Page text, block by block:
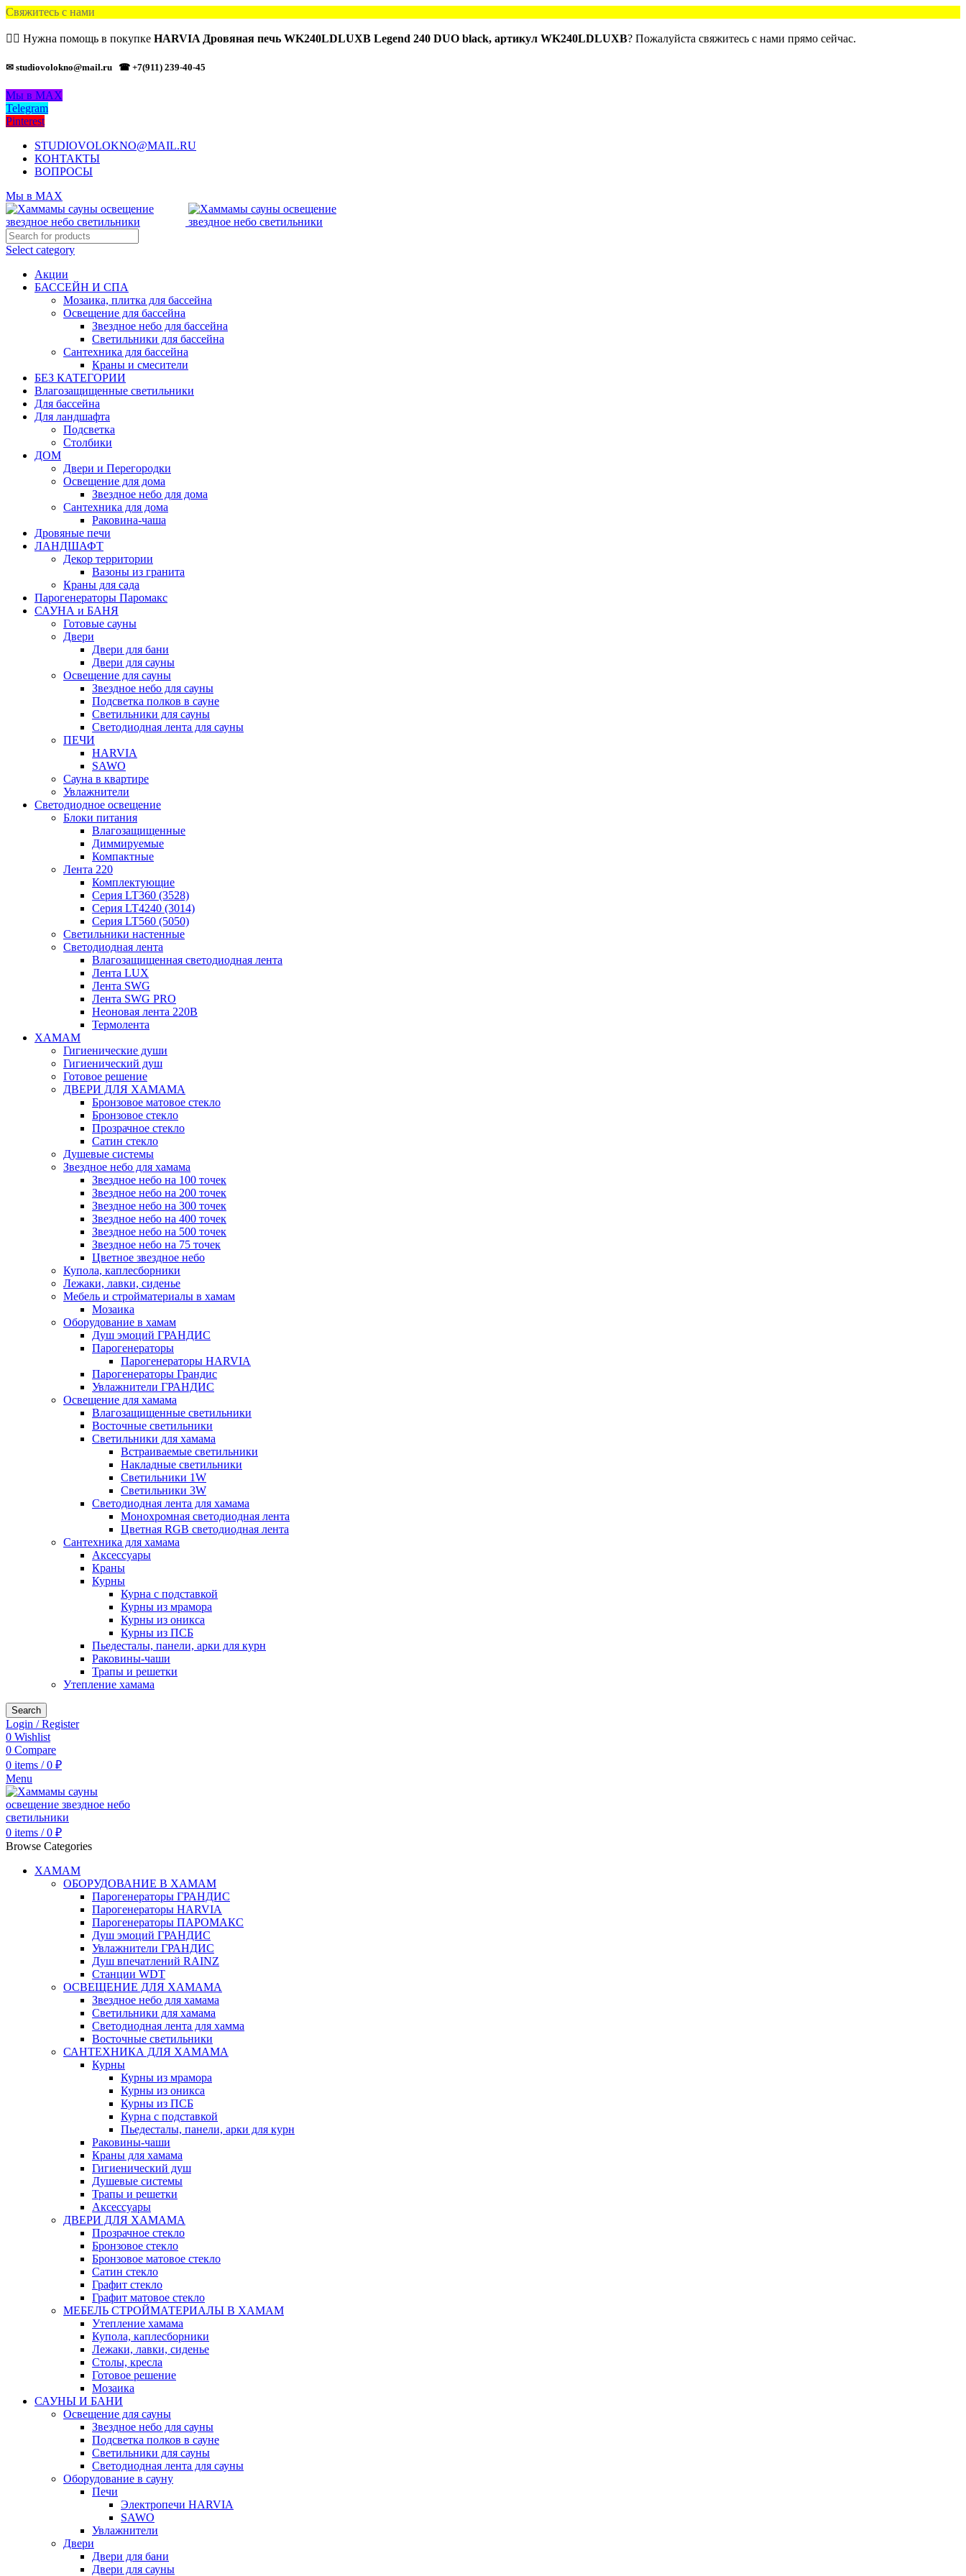
Свяжитесь с нами
🙋‍♂️ Нужна помощь в покупке HARVIA Дровяная печь WK240LDLUXB Legend 240 DUO black, артикул WK240LDLUXB? Пожалуйста свяжитесь с нами прямо сейчас.
✉ studiovolokno@mail.ru ☎ +7(911) 239-40-45
Мы в MAX
Telegram
Pinterest
STUDIOVOLOKNO@MAIL.RU
КОНТАКТЫ
ВОПРОСЫ
Мы в MAX
Select category
Акции
БАССЕЙН И СПА
Мозаика, плитка для бассейна
Освещение для бассейна
Звездное небо для бассейна
Светильники для бассейна
Сантехника для бассейна
Краны и смесители
БЕЗ КАТЕГОРИИ
Влагозащищенные светильники
Для бассейна
Для ландшафта
Подсветка
Столбики
ДОМ
Двери и Перегородки
Освещение для дома
Звездное небо для дома
Сантехника для дома
Раковина-чаша
Дровяные печи
ЛАНДШАФТ
Декор территории
Вазоны из гранита
Краны для сада
Парогенераторы Паромакс
САУНА и БАНЯ
Готовые сауны
Двери
Двери для бани
Двери для сауны
Освещение для сауны
Звездное небо для сауны
Подсветка полков в сауне
Светильники для сауны
Светодиодная лента для сауны
ПЕЧИ
HARVIA
SAWO
Сауна в квартире
Увлажнители
Светодиодное освещение
Блоки питания
Влагозащищенные
Диммируемые
Компактные
Лента 220
Комплектующие
Серия LT360 (3528)
Серия LT4240 (3014)
Серия LT560 (5050)
Светильники настенные
Светодиодная лента
Влагозащищенная светодиодная лента
Лента LUX
Лента SWG
Лента SWG PRO
Неоновая лента 220В
Термолента
ХАМАМ
Гигиенические души
Гигиенический душ
Готовое решение
ДВЕРИ ДЛЯ ХАМАМА
Бронзовое матовое стекло
Бронзовое стекло
Прозрачное стекло
Сатин стекло
Душевые системы
Звездное небо для хамама
Звездное небо на 100 точек
Звездное небо на 200 точек
Звездное небо на 300 точек
Звездное небо на 400 точек
Звездное небо на 500 точек
Звездное небо на 75 точек
Цветное звездное небо
Купола, каплесборники
Лежаки, лавки, сиденье
Мебель и стройматериалы в хамам
Мозаика
Оборудование в хамам
Душ эмоций ГРАНДИС
Парогенераторы
Парогенераторы HARVIA
Парогенераторы Грандис
Увлажнители ГРАНДИС
Освещение для хамама
Влагозащищенные светильники
Восточные светильники
Светильники для хамама
Встраиваемые светильники
Накладные светильники
Светильники 1W
Светильники 3W
Светодиодная лента для хамама
Монохромная светодиодная лента
Цветная RGB светодиодная лента
Сантехника для хамама
Аксессуары
Краны
Курны
Курна с подставкой
Курны из мрамора
Курны из оникса
Курны из ПСБ
Пьедесталы, панели, арки для курн
Раковины-чаши
Трапы и решетки
Утепление хамама
Search
Login / Register
0 Wishlist
0 Compare
0 items / 0 ₽
Menu
0 items / 0 ₽
Browse Categories
ХАМАМ
ОБОРУДОВАНИЕ В ХАМАМ
Парогенераторы ГРАНДИС
Парогенераторы HARVIA
Парогенераторы ПАРОМАКС
Душ эмоций ГРАНДИС
Увлажнители ГРАНДИС
Душ впечатлений RAINZ
Станции WDT
ОСВЕЩЕНИЕ ДЛЯ ХАМАМА
Звездное небо для хамама
Светильники для хамама
Светодиодная лента для хамма
Восточные светильники
САНТЕХНИКА ДЛЯ ХАМАМА
Курны
Курны из мрамора
Курны из оникса
Курны из ПСБ
Курна с подставкой
Пьедесталы, панели, арки для курн
Раковины-чаши
Краны для хамама
Гигиенический душ
Душевые системы
Трапы и решетки
Аксессуары
ДВЕРИ ДЛЯ ХАМАМА
Прозрачное стекло
Бронзовое стекло
Бронзовое матовое стекло
Сатин стекло
Графит стекло
Графит матовое стекло
МЕБЕЛЬ СТРОЙМАТЕРИАЛЫ В ХАМАМ
Утепление хамама
Купола, каплесборники
Лежаки, лавки, сиденье
Столы, кресла
Готовое решение
Мозаика
САУНЫ И БАНИ
Освещение для сауны
Звездное небо для сауны
Подсветка полков в сауне
Светильники для сауны
Светодиодная лента для сауны
Оборудование в сауну
Печи
Электропечи HARVIA
SAWO
Увлажнители
Двери
Двери для бани
Двери для сауны